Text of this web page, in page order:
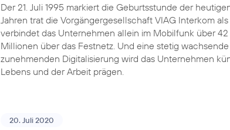
Der 21. Juli 1995 markiert die Geburtsstunde der
Jahren trat die Vorgängergesellschaft VIAG Interkom
verbindet das Unternehmen allein im Mobilfunk über
Millionen über das Festnetz. Und eine stetig
zunehmenden Digitalisierung wird das Unternehmen
Lebens und der Arbeit prägen.
20. Juli 2020